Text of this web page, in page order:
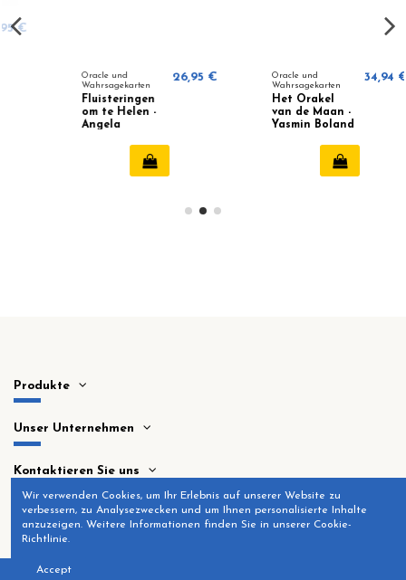
Oracle und
Wahrsagekarten
Fluisteringen
om te Helen -
26,95 €
Oracle und
Wahrsagekarten
Het Orakel
van de Maan -
Yasmin Boland
34,94 €
Produkte
Unser Unternehmen
Kontaktieren Sie uns
Wir verwenden Cookies, um Ihr Erlebnis auf unserer Website zu
verbessern, zu Analysezwecken und um Ihnen personalisierte Inhalte
anzuzeigen. Weitere Informationen finden Sie in unserer Cookie-
Richtlinie.
Accept